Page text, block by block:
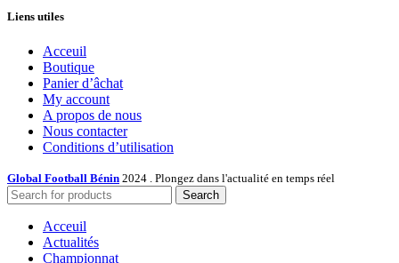
Liens utiles
Acceuil
Boutique
Panier d’âchat
My account
A propos de nous
Nous contacter
Conditions d’utilisation
Global Football Bénin 2024 . Plongez dans l'actualité en temps réel
Search
Acceuil
Actualités
Championnat